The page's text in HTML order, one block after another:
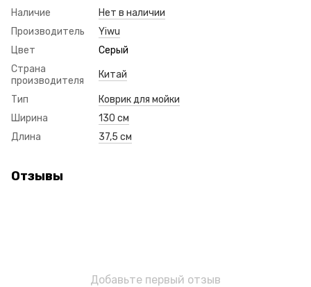
Наличие
Нет в наличии
Производитель
Yiwu
Цвет
Серый
Страна
производителя
Китай
Тип
Коврик для мойки
Ширина
130 см
Длина
37,5 см
Отзывы
Добавьте первый отзыв